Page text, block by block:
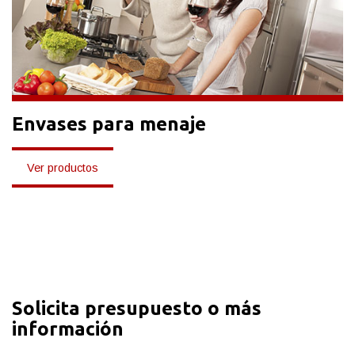
Envases para menaje
Ver productos
Solicita presupuesto o más
información